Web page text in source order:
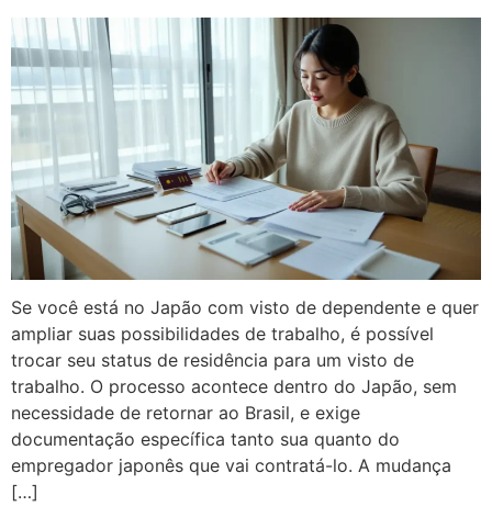
Se você está no Japão com visto de dependente e quer
ampliar suas possibilidades de trabalho, é possível
trocar seu status de residência para um visto de
trabalho. O processo acontece dentro do Japão, sem
necessidade de retornar ao Brasil, e exige
documentação específica tanto sua quanto do
empregador japonês que vai contratá-lo. A mudança
[…]